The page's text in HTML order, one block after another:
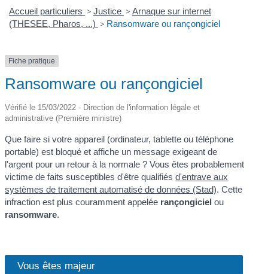
Accueil particuliers > Justice > Arnaque sur internet
(THESEE, Pharos, ...) > Ransomware ou rançongiciel
Fiche pratique
Ransomware ou rançongiciel
Vérifié le 15/03/2022 - Direction de l'information légale et
administrative (Première ministre)
Que faire si votre appareil (ordinateur, tablette ou téléphone
portable) est bloqué et affiche un message exigeant de
l'argent pour un retour à la normale ? Vous êtes probablement
victime de faits susceptibles d'être qualifiésd'entrave aux
systèmes de traitement automatisé de données (Stad). Cette
infraction est plus couramment appelée rançongiciel ou
ransomware.
Vous êtes majeur